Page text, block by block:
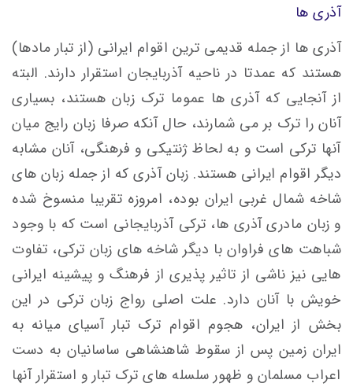
آذری ها
آذری ها از جمله قدیمی ترین اقوام ایرانی (از تبار مادها)
هستند که عمدتا در ناحیه آذربایجان استقرار دارند. البته
از آنجایی که آذری ها عموما ترک زبان هستند، بسیاری
آنان را ترک بر می شمارند، حال آنکه صرفا زبان رایج میان
آنها ترکی است و به لحاظ ژنتیکی و فرهنگی، آنان مشابه
دیگر اقوام ایرانی هستند. زبان آذری که از جمله زبان های
شاخه شمال غربی ایران بوده، امروزه تقریبا منسوخ شده
و زبان مادری آذری ها، ترکی آذربایجانی است که با وجود
شباهت های فراوان با دیگر شاخه های زبان ترکی، تفاوت
هایی نیز ناشی از تاثیر پذیری از فرهنگ و پیشینه ایرانی
خویش با آنان دارد. علت اصلی رواج زبان ترکی در این
بخش از ایران، هجوم اقوام ترک تبار آسیای میانه به
ایران زمین پس از سقوط شاهنشاهی ساسانیان به دست
اعراب مسلمان و ظهور سلسله های ترک تبار و استقرار آنها